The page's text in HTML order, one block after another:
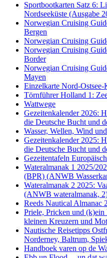
Sportbootkarten Satz 6:
Nordseeküste (Ausgabe
Norwegian Cruising
Bergen
Norwegian Cruising
Norwegian Cruising
Border
Norwegian Cruising
Mayen
Einzelkarte Nord-Ostsee-
Törnführer Holland 1:
Wattwege
Gezeitenkalender 2026:
die Deutsche Bucht und
Wasser, Wellen, Wind
Gezeitenkalender 2025:
die Deutsche Bucht und
Gezeitentafeln
Wateralmanak 1 2025/
(BPR) (ANWB
Wateralmanak 2 2025:
(ANWB wateralmanak,
Reeds Nautical Almanac
Priele, Pricken und
kleinen Kreuzern und
Nautische Reisetipps
Norderney, Baltrum,
Handboek varen op de